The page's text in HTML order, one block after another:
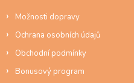
Možnosti dopravy
Ochrana osobních údajů
Obchodní podmínky
Bonusový program